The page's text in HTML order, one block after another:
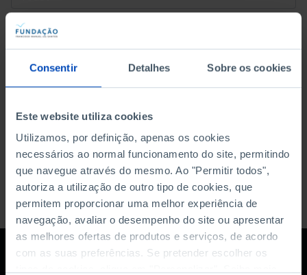
Consentir Detalhes Sobre os cookies
Este website utiliza cookies
Utilizamos, por definição, apenas os cookies
necessários ao normal funcionamento do site, permitindo
que navegue através do mesmo. Ao "Permitir todos",
autoriza a utilização de outro tipo de cookies, que
permitem proporcionar uma melhor experiência de
navegação, avaliar o desempenho do site ou apresentar
as melhores ofertas de produtos e serviços, de acordo
com as suas preferências. Se pretender escolher os
DATA DE INÍCIO
DATA DE FIM